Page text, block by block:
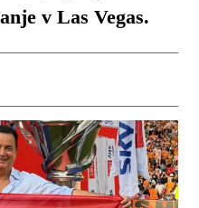
v Las Vegas.